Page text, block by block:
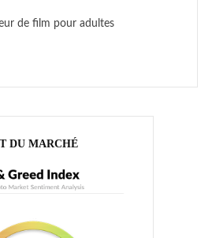
de film pour adultes
DU MARCHÉ